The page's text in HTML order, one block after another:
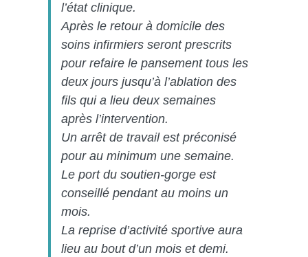
l’état clinique.
Après le retour à domicile des
soins infirmiers seront prescrits
pour refaire le pansement tous les
deux jours jusqu’à l’ablation des
fils qui a lieu deux semaines
après l’intervention.
Un arrêt de travail est préconisé
pour au minimum une semaine.
Le port du soutien-gorge est
conseillé pendant au moins un
mois.
La reprise d’activité sportive aura
lieu au bout d’un mois et demi.